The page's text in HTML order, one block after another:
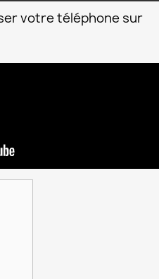
votre téléphone sur